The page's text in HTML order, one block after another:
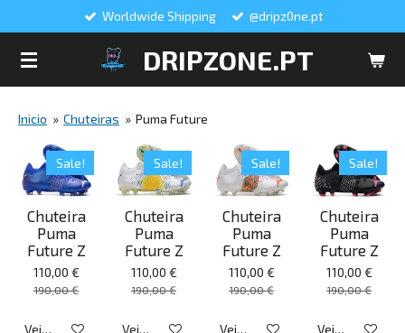
DRIPZONE.PT
Worldwide Shipping @dripz0ne.pt
Inicio » Chuteiras » Puma Future
Sale!
Chuteira
Puma
Future Z
110,00 €
190,00 €
Veja detalhes
Sale!
Chuteira
Puma
Future Z
110,00 €
190,00 €
Veja detalhes
Sale!
Chuteira
Puma
Future Z
110,00 €
190,00 €
Veja detalhes
Sale!
Chuteira
Puma
Future Z
110,00 €
190,00 €
Veja detalhes